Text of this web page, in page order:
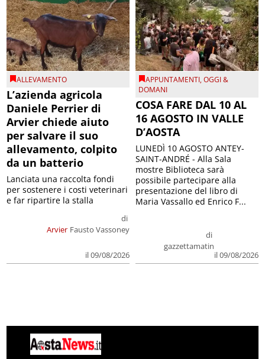
ALLEVAMENTO
L’azienda agricola
Daniele Perrier di
Arvier chiede aiuto
per salvare il suo
allevamento, colpito
da un batterio
Arvier
di
Fausto Vassoney
il 09/08/2026
Lanciata una raccolta fondi
per sostenere i costi veterinari
e far ripartire la stalla
APPUNTAMENTI,OGGI &
DOMANI
COSA FARE DAL 10 AL
16 AGOSTO IN VALLE
D’AOSTA
di
gazzettamatin
il 09/08/2026
LUNEDÌ 10 AGOSTO ANTEY-
SAINT-ANDRÉ - Alla Sala
mostre Biblioteca sarà
possibile partecipare alla
presentazione del libro di
Maria Vassallo ed Enrico F...